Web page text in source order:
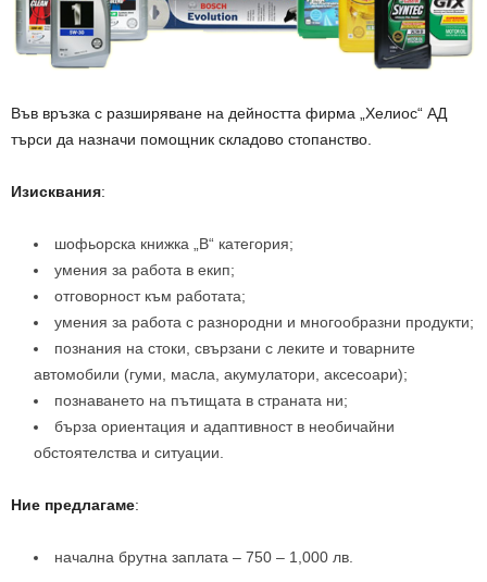
Във връзка с разширяване на дейността фирма „Хелиос“ АД
търси да назначи помощник складово стопанство.
Изисквания:
шофьорска книжка „В“ категория;
умения за работа в екип;
отговорност към работата;
умения за работа с разнородни и многообразни продукти;
познания на стоки, свързани с леките и товарните
автомобили (гуми, масла, акумулатори, аксесоари);
познаването на пътищата в страната ни;
бърза ориентация и адаптивност в необичайни
обстоятелства и ситуации.
Ние предлагаме:
начална брутна заплата – 750 – 1,000 лв.